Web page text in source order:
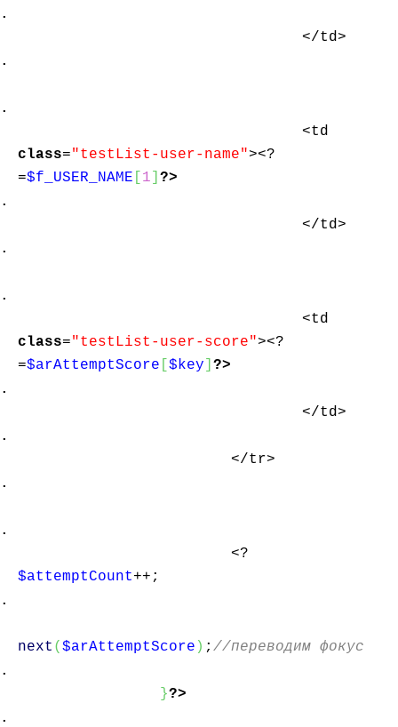
</td>
<td
class="testList-user-name"><?
=$f_USER_NAME 1 ?>
</td>
<td
class="testList-user-score"><?
=$arAttemptScore $key ?>
</td>
</tr>
<?
$attemptCount++;
next ( $arAttemptScore ) ; //переводим фокус
}?>